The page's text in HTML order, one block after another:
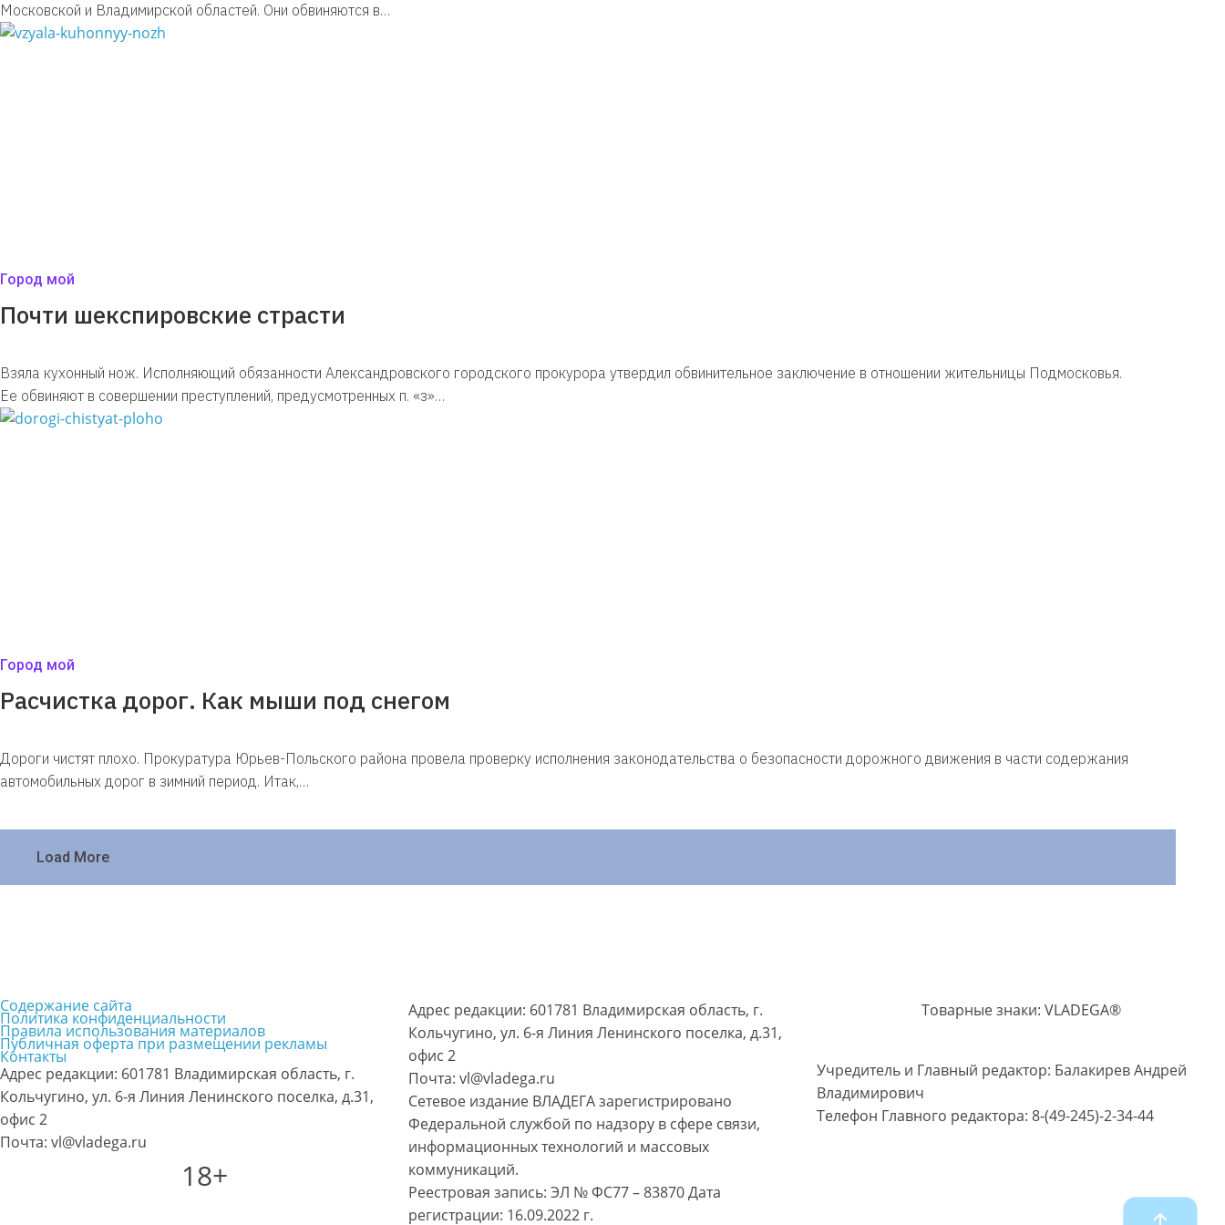
Московской и Владимирской областей. Они обвиняются в…
Город мой
Почти шекспировские страсти
Взяла кухонный нож. Исполняющий обязанности Александровского городского прокурора утвердил обвинительное заключение в отношении жительницы Подмосковья.
Ее обвиняют в совершении преступлений, предусмотренных п. «з»…
Город мой
Расчистка дорог. Как мыши под снегом
Дороги чистят плохо. Прокуратура Юрьев-Польского района провела проверку исполнения законодательства о безопасности дорожного движения в части содержания
автомобильных дорог в зимний период. Итак,…
Load More
Содержание сайта
Политика конфиденциальности
Правила использования материалов
Публичная оферта при размещении рекламы
Контакты
Адрес редакции: 601781 Владимирская область, г.
Кольчугино, ул. 6-я Линия Ленинского поселка, д.31,
офис 2
Почта: vl@vladega.ru
18+
Адрес редакции: 601781 Владимирская область, г.
Кольчугино, ул. 6-я Линия Ленинского поселка, д.31,
офис 2
Почта: vl@vladega.ru
Сетевое издание ВЛАДЕГА зарегистрировано
Федеральной службой по надзору в сфере связи,
информационных технологий и массовых
коммуникаций.
Реестровая запись: ЭЛ № ФС77 – 83870 Дата
регистрации: 16.09.2022 г.
Товарные знаки: VLADEGA®
Учредитель и Главный редактор: Балакирев Андрей
Владимирович
Телефон Главного редактора: 8-(49-245)-2-34-44